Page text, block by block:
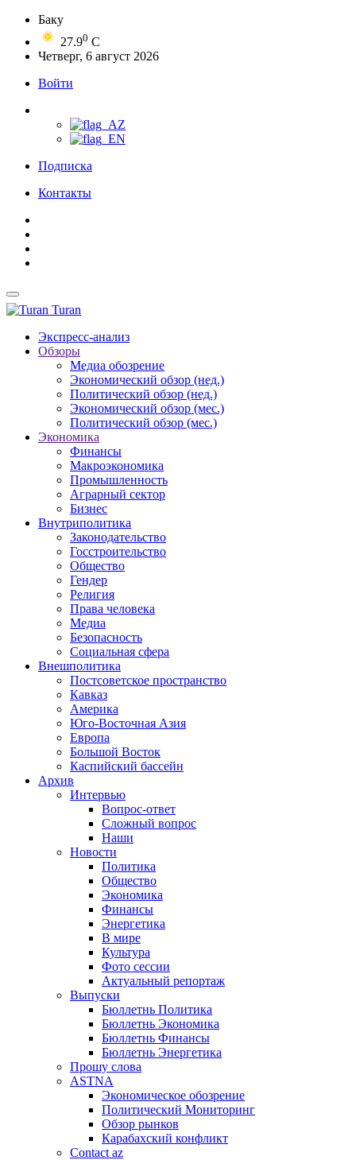
Баку
27.90 C
Четверг, 6 август 2026
Войти
Подписка
Контакты
Turan
Экспресс-анализ
Обзоры
Медиа обозрение
Экономический обзор (нед.)
Политический обзор (нед.)
Экономический обзор (мес.)
Политический обзор (мес.)
Экономика
Финансы
Макроэкономика
Промышленность
Аграрный сектор
Бизнес
Внутриполитика
Законодательство
Госстроительство
Общество
Гендер
Религия
Права человека
Медиа
Безопасность
Социальная сфера
Внешполитика
Постсоветское пространство
Кавказ
Америка
Юго-Восточная Азия
Европа
Большой Восток
Каспийский бассейн
Архив
Интервью
Вопрос-ответ
Сложный вопрос
Наши
Новости
Политика
Общество
Экономика
Финансы
Энергетика
В мире
Культура
Фото сессии
Актуальный репортаж
Выпуски
Бюллетнь Политика
Бюллетнь Экономика
Бюллетнь Финансы
Бюллетнь Энергетика
Прошу слова
ASTNA
Экономическое обозрение
Политический Мониторинг
Обзор рынков
Карабахский конфликт
Contact az